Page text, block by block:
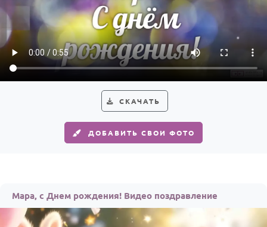
Юбилей
Свадьба
Годовщина свадьбы
Календарь праздников
Женщине
Мужчине
Детям
Все родственники
СКАЧАТЬ
ДОБАВИТЬ СВОИ ФОТО
Мара, с Днем рождения! Видео поздравление